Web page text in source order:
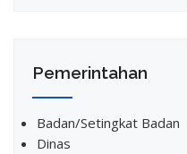
Pemerintahan
Badan/Setingkat Badan
Dinas